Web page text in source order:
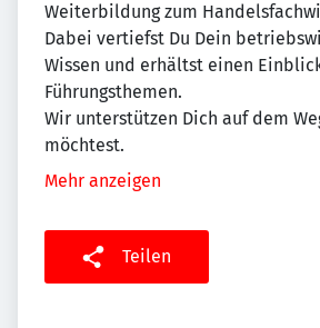
Weiterbildung zum
Dabei vertiefst Du Dein
Wissen und erhältst einen
Führungsthemen.
Wir unterstützen Dich auf dem
möchtest.
Mehr anzeigen
Teilen